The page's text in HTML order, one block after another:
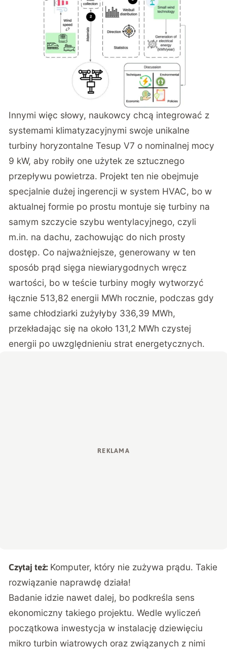
Innymi więc słowy, naukowcy chcą integrować z
systemami klimatyzacyjnymi swoje unikalne
turbiny horyzontalne Tesup V7 o nominalnej mocy
9 kW, aby robiły one użytek ze sztucznego
przepływu powietrza. Projekt ten nie obejmuje
specjalnie dużej ingerencji w system HVAC, bo w
aktualnej formie po prostu montuje się turbiny na
samym szczycie szybu wentylacyjnego, czyli
m.in. na dachu, zachowując do nich prosty
dostęp. Co najważniejsze, generowany w ten
sposób prąd sięga niewiarygodnych wręcz
wartości, bo w teście turbiny mogły wytworzyć
łącznie 513,82 energii MWh rocznie, podczas gdy
same chłodziarki zużyłyby 336,39 MWh,
przekładając się na około 131,2 MWh czystej
energii po uwzględnieniu strat energetycznych.
Czytaj też: Komputer, który nie zużywa prądu. Takie
rozwiązanie naprawdę działa!
Badanie idzie nawet dalej, bo podkreśla sens
ekonomiczny takiego projektu. Wedle wyliczeń
początkowa inwestycja w instalację dziewięciu
mikro turbin wiatrowych oraz związanych z nimi